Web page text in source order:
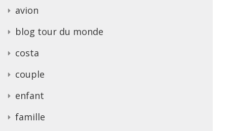
avion
blog tour du monde
costa
couple
enfant
famille